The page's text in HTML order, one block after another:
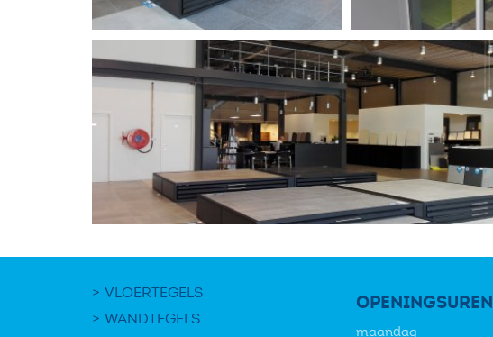
VLOERTEGELS
WANDTEGELS
OPENINGSUREN
maandag